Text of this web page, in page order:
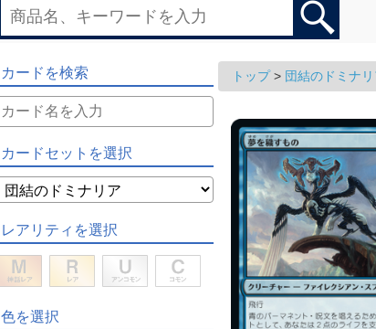
カードを検索
カードセットを選択
レアリティを選択
色を選択
トップ> 団結のドミナリ